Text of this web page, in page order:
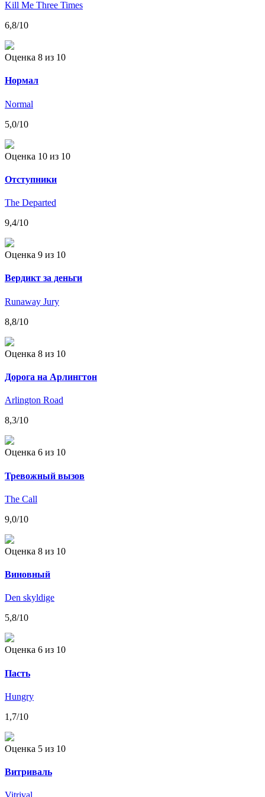
Kill Me Three Times
6,8/10
Оценка 8 из 10
Нормал
Normal
5,0/10
Оценка 10 из 10
Отступники
The Departed
9,4/10
Оценка 9 из 10
Вердикт за деньги
Runaway Jury
8,8/10
Оценка 8 из 10
Дорога на Арлингтон
Arlington Road
8,3/10
Оценка 6 из 10
Тревожный вызов
The Call
9,0/10
Оценка 8 из 10
Виновный
Den skyldige
5,8/10
Оценка 6 из 10
Пасть
Hungry
1,7/10
Оценка 5 из 10
Витриваль